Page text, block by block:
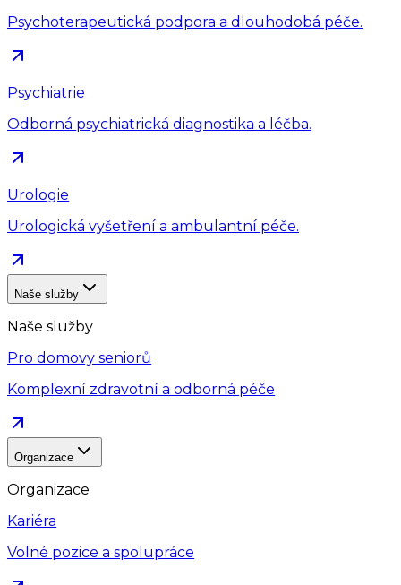
Psychoterapeutická podpora a dlouhodobá péče.
Psychiatrie
Odborná psychiatrická diagnostika a léčba.
Urologie
Urologická vyšetření a ambulantní péče.
Naše služby
Naše služby
Pro domovy seniorů
Komplexní zdravotní a odborná péče
Organizace
Organizace
Kariéra
Volné pozice a spolupráce